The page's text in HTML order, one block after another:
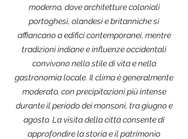
moderno, dove architetture coloniali
portoghesi, olandesi e britanniche si
affiancano a edifici contemporanei, mentre
tradizioni indiane e influenze occidentali
convivono nello stile di vita e nella
gastronomia locale. Il clima è generalmente
moderato, con precipitazioni più intense
durante il periodo dei monsoni, tra giugno e
agosto. La visita della città consente di
approfondire la storia e il patrimonio